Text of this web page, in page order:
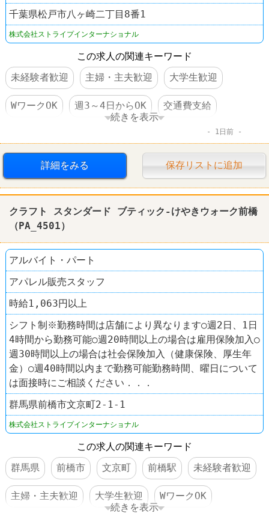
千葉県松戸市八ヶ崎二丁目8番1
株式会社ストライプインターナショナル
この求人の関連キーワード
未経験者歓迎
主婦・主夫歓迎 大学生歓迎
WワークOK 週3～4日からOK 交通費支給
ファッション・コスメ
クラフト スタンダード ブティック
続きを表示
1日前
詳細をみる 保存リストに追加
クラフト スタンダード ブティック-けやきウォーク前橋
（PA_4501）
アルバイト・パート
アパレル販売スタッフ
時給1,063円以上
シフト制※勤務時間は店舗により異なります○週2日、1日
4時間から勤務可能○週20時間以上の場合は雇用保険加入○
週30時間以上の場合は社会保険加入（健康保険、厚生年
金）○週40時間以内まで勤務可能勤務時間、曜日について
は面接時にご相談ください．．．
群馬県前橋市文京町2-1-1
株式会社ストライプインターナショナル
この求人の関連キーワード
群馬県
前橋市 文京町 前橋駅 未経験者歓迎
主婦・主夫歓迎 大学生歓迎 WワークOK
続きを表示